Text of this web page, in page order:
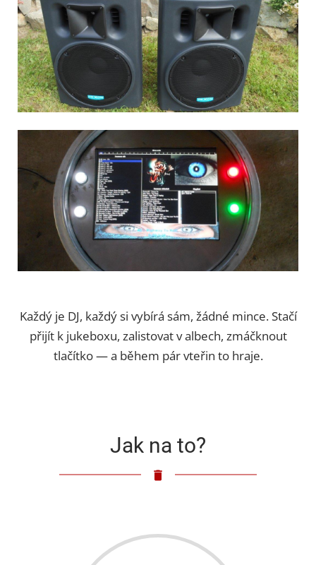
Každý je DJ, každý si vybírá sám, žádné mince. Stačí
přijít k jukeboxu, zalistovat v albech, zmáčknout
tlačítko — a během pár vteřin to hraje.
Jak na to?